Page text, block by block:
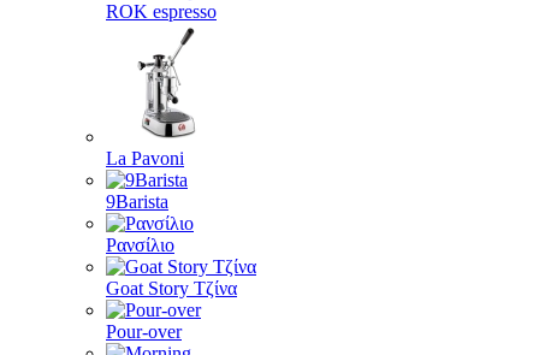
ROK espresso
La Pavoni
9Barista
Ρανσίλιο
Goat Story Τζίνα
Pour-over